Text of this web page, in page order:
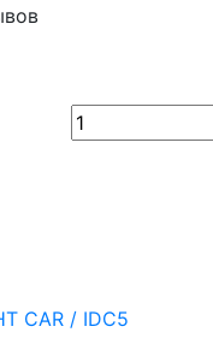
CAR / IDC5